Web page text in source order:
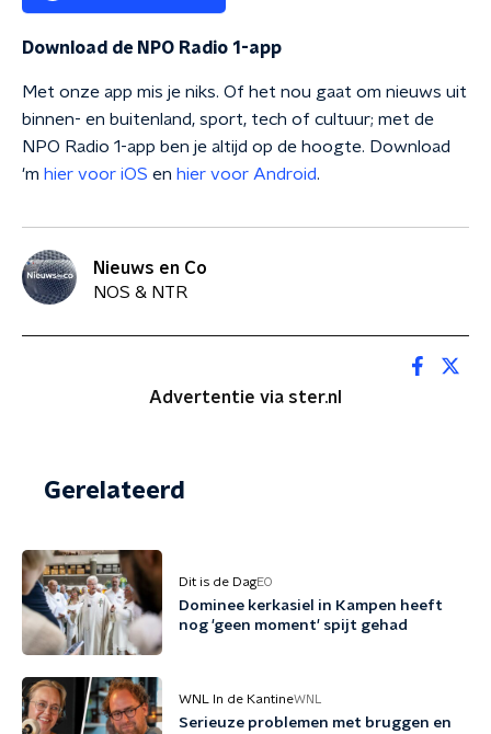
Download de NPO Radio 1-app
Met onze app mis je niks. Of het nou gaat om nieuws uit
binnen- en buitenland, sport, tech of cultuur; met de
NPO Radio 1-app ben je altijd op de hoogte. Download
'm hier voor iOS en hier voor Android.
Nieuws en Co
NOS & NTR
Advertentie via ster.nl
Gerelateerd
Dit is de DagEO
Dominee kerkasiel in Kampen heeft
nog 'geen moment' spijt gehad
WNL In de KantineWNL
Serieuze problemen met bruggen en